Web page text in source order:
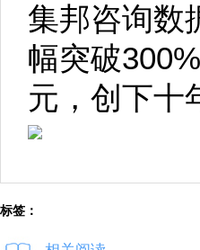
集邦咨询数
幅突破
元，创下十
标签：